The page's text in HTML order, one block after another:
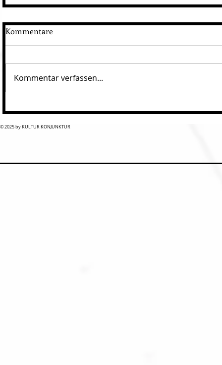
Kommentare
Kommentar verfassen...
© 2025 by KULTUR KONJUNKTUR